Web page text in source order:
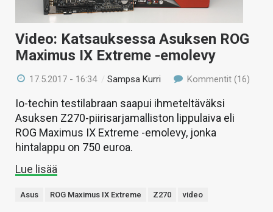
Video: Katsauksessa Asuksen ROG
Maximus IX Extreme -emolevy
17.5.2017 - 16:34 /Sampsa Kurri Kommentit (16)
Io-techin testilabraan saapui ihmeteltäväksi
Asuksen Z270-piirisarjamalliston lippulaiva eli
ROG Maximus IX Extreme -emolevy, jonka
hintalappu on 750 euroa.
Lue lisää
Asus ROG Maximus IX Extreme Z270 video